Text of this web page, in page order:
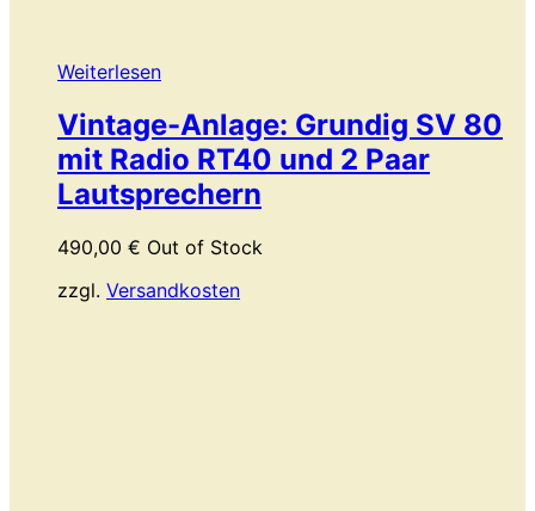
Weiterlesen
Vintage-Anlage: Grundig SV 80
mit Radio RT40 und 2 Paar
Lautsprechern
490,00 € Out of Stock
zzgl. Versandkosten